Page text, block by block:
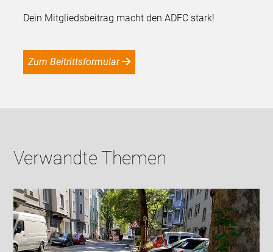
Dein Mitgliedsbeitrag macht den ADFC stark!
Zum Beitrittsformular
Verwandte Themen